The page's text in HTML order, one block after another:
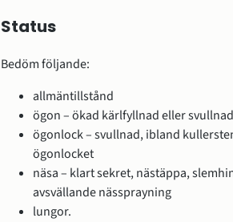
Status
Bedöm följande:
allmäntillstånd
ögon – ökad kärlfyllnad eller
ögonlock – svullnad, ibland
ögonlocket
näsa – klart sekret, nästäppa,
avsvällande nässprayning
lungor.